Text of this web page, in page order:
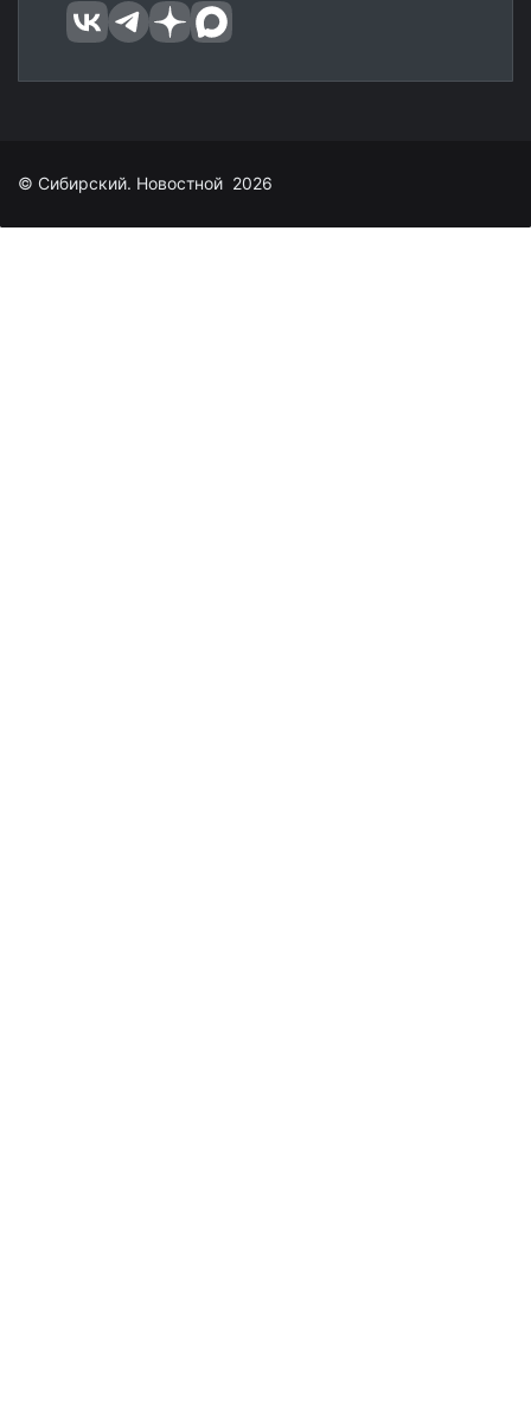
© Сибирский. Новостной 2026